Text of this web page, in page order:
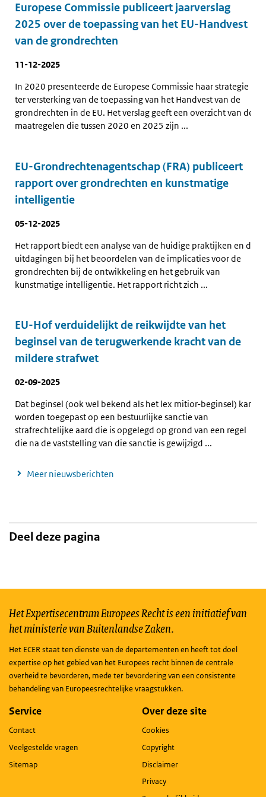
Europese Commissie publiceert jaarverslag
2025 over de toepassing van het EU-Handvest
van de grondrechten
11-12-2025
In 2020 presenteerde de Europese Commissie haar strategie
ter versterking van de toepassing van het Handvest van de
grondrechten in de EU. Het verslag geeft een overzicht van de
maatregelen die tussen 2020 en 2025 zijn ...
EU-Grondrechtenagentschap (FRA) publiceert
rapport over grondrechten en kunstmatige
intelligentie
05-12-2025
Het rapport biedt een analyse van de huidige praktijken en de
uitdagingen bij het beoordelen van de implicaties voor de
grondrechten bij de ontwikkeling en het gebruik van
kunstmatige intelligentie. Het rapport richt zich ...
EU-Hof verduidelijkt de reikwijdte van het
beginsel van de terugwerkende kracht van de
mildere strafwet
02-09-2025
Dat beginsel (ook wel bekend als het lex mitior-beginsel) kan
worden toegepast op een bestuurlijke sanctie van
strafrechtelijke aard die is opgelegd op grond van een regel
die na de vaststelling van die sanctie is gewijzigd ...
Meer nieuwsberichten
Deel deze pagina
Het Expertisecentrum Europees Recht is een initiatief van
het ministerie van Buitenlandse Zaken.
Het ECER staat ten dienste van de departementen en heeft tot doel
expertise op het gebied van het Europees recht binnen de centrale
overheid te bevorderen, mede ter bevordering van een consistente
behandeling van Europeesrechtelijke vraagstukken.
Service
Contact
Veelgestelde vragen
Sitemap
Over deze site
Cookies
Copyright
Disclaimer
Privacy